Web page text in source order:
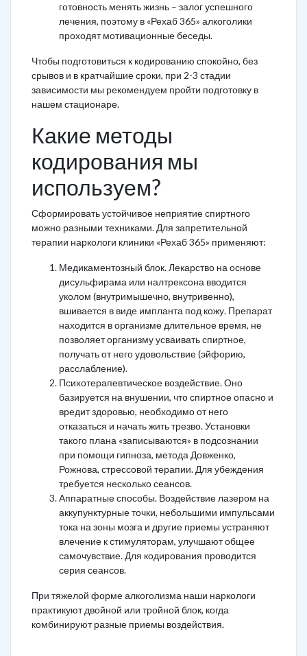
готовность менять жизнь – залог успешного
лечения, поэтому в «Рехаб 365» алкоголики
проходят мотивационные беседы.
Чтобы подготовиться к кодированию спокойно, без
срывов и в кратчайшие сроки, при 2-3 стадии
зависимости мы рекомендуем пройти подготовку в
нашем стационаре.
Какие методы
кодирования мы
используем?
Сформировать устойчивое неприятие спиртного
можно разными техниками. Для запретительной
терапии наркологи клиники «Рехаб 365» применяют:
Медикаментозный блок. Лекарство на основе
дисульфирама или налтрексона вводится
уколом (внутримышечно, внутривенно),
вшивается в виде импланта под кожу. Препарат
находится в организме длительное время, не
позволяет организму усваивать спиртное,
получать от него удовольствие (эйфорию,
расслабление).
Психотерапевтическое воздействие. Оно
базируется на внушении, что спиртное опасно и
вредит здоровью, необходимо от него
отказаться и начать жить трезво. Установки
такого плана «записываются» в подсознании
при помощи гипноза, метода Довженко,
Рожнова, стрессовой терапии. Для убеждения
требуется несколько сеансов.
Аппаратные способы. Воздействие лазером на
аккупунктурные точки, небольшими импульсами
тока на зоны мозга и другие приемы устраняют
влечение к стимуляторам, улучшают общее
самочувствие. Для кодирования проводится
серия сеансов.
При тяжелой форме алкоголизма наши наркологи
практикуют двойной или тройной блок, когда
комбинируют разные приемы воздействия.